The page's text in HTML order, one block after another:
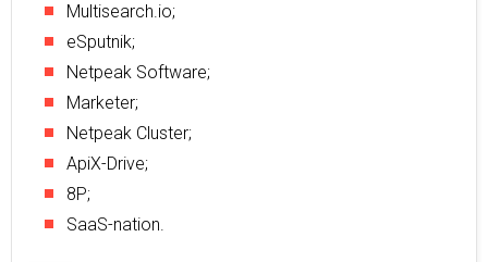
Multisearch.io;
eSputnik;
Netpeak Software;
Marketer;
Netpeak Cluster;
ApiX-Drive;
8P;
SaaS-nation.